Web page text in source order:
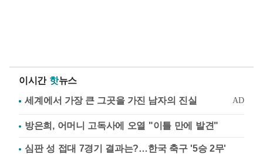
이시간 핫뉴스
방은희, 어머니 고독사에 오열 "이틀 만에 발견"
심판 성 접대 7경기 결과는?…한국 축구 '5승 2무'